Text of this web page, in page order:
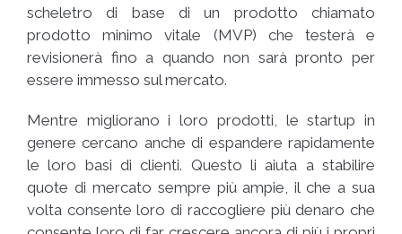
scheletro di base di un prodotto chiamato
prodotto minimo vitale (MVP) che testerà e
revisionerà fino a quando non sarà pronto per
essere immesso sul mercato.
Mentre migliorano i loro prodotti, le startup in
genere cercano anche di espandere rapidamente
le loro basi di clienti. Questo li aiuta a stabilire
quote di mercato sempre più ampie, il che a sua
volta consente loro di raccogliere più denaro che